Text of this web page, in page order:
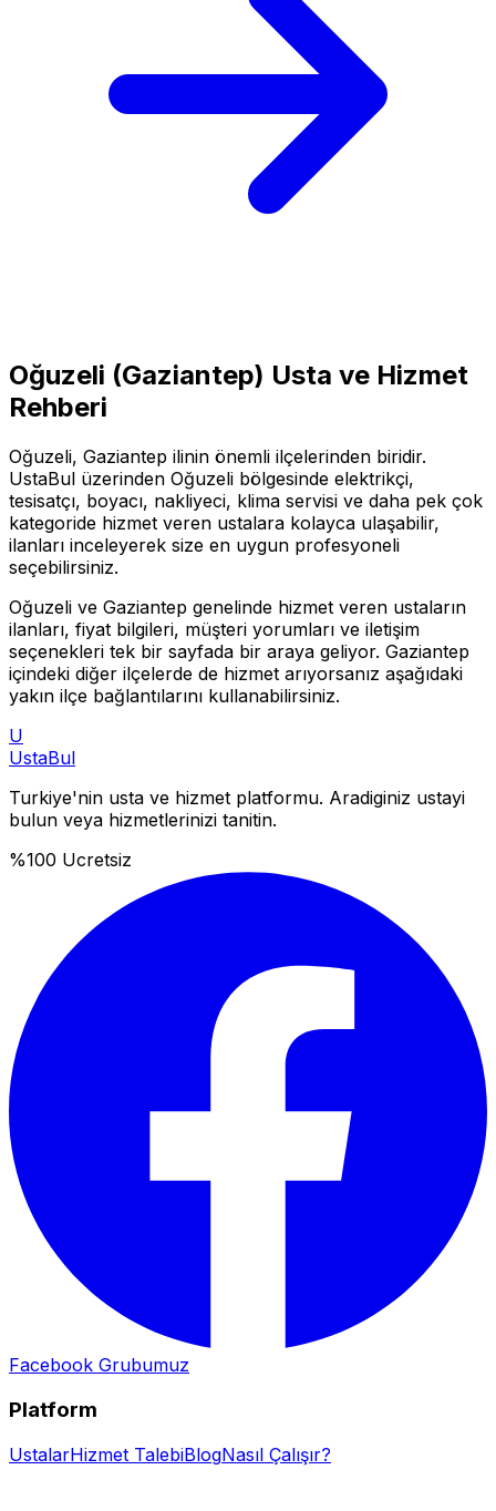
Oğuzeli (Gaziantep) Usta ve Hizmet
Rehberi
Oğuzeli, Gaziantep ilinin önemli ilçelerinden biridir.
UstaBul üzerinden Oğuzeli bölgesinde elektrikçi,
tesisatçı, boyacı, nakliyeci, klima servisi ve daha pek çok
kategoride hizmet veren ustalara kolayca ulaşabilir,
ilanları inceleyerek size en uygun profesyoneli
seçebilirsiniz.
Oğuzeli ve Gaziantep genelinde hizmet veren ustaların
ilanları, fiyat bilgileri, müşteri yorumları ve iletişim
seçenekleri tek bir sayfada bir araya geliyor. Gaziantep
içindeki diğer ilçelerde de hizmet arıyorsanız aşağıdaki
yakın ilçe bağlantılarını kullanabilirsiniz.
U
UstaBul
Turkiye'nin usta ve hizmet platformu. Aradiginiz ustayi
bulun veya hizmetlerinizi tanitin.
%100 Ucretsiz
Facebook Grubumuz
Platform
UstalarHizmet TalebiBlogNasıl Çalışır?